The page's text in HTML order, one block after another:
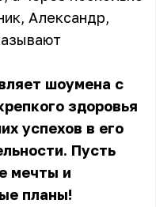
Александр,
шоумена с
здоровья
успехов в его
Пусть
мечты и
планы!